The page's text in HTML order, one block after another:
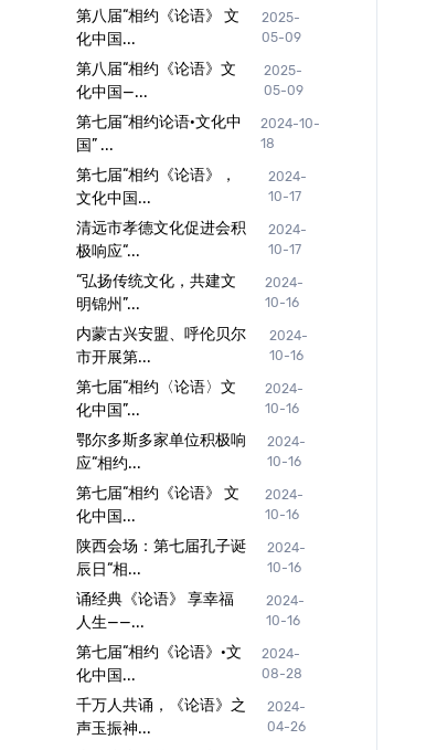
第八届“相约《论语》 文
化中国...
2025-
05-09
第八届“相约《论语》文
化中国—...
2025-
05-09
第七届“相约论语·文化中
国” ...
2024-10-
18
第七届“相约《论语》，
文化中国...
2024-
10-17
清远市孝德文化促进会积
极响应“...
2024-
10-17
“弘扬传统文化，共建文
明锦州”...
2024-
10-16
内蒙古兴安盟、呼伦贝尔
市开展第...
2024-
10-16
第七届“相约〈论语〉文
化中国”...
2024-
10-16
鄂尔多斯多家单位积极响
应“相约...
2024-
10-16
第七届“相约《论语》 文
化中国...
2024-
10-16
陕西会场：第七届孔子诞
辰日“相...
2024-
10-16
诵经典《论语》 享幸福
人生——...
2024-
10-16
第七届“相约《论语》·文
化中国...
2024-
08-28
千万人共诵，《论语》之
声玉振神...
2024-
04-26